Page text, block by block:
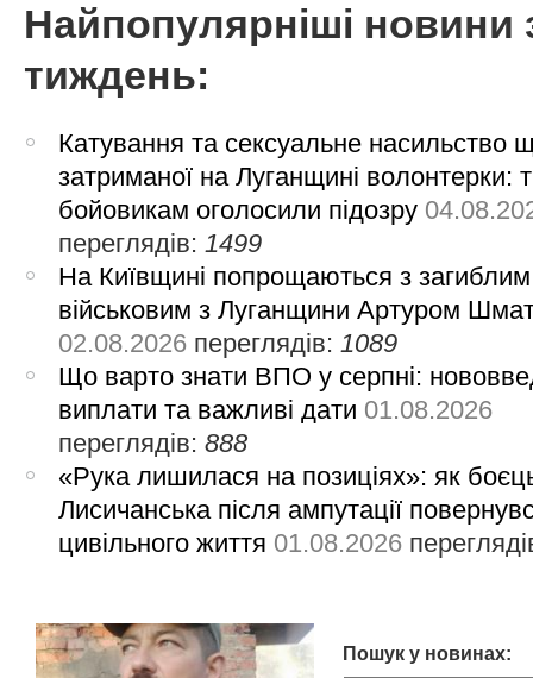
Найпопулярніші новини
тиждень:
Катування та сексуальне насильство
затриманої на Луганщині волонтерки:
бойовикам оголосили підозру
переглядів: 1499
На Київщині попрощаються з загиблим
військовим з Луганщини Артуром
02.08.2026 переглядів: 1089
Що варто знати ВПО у серпні:
виплати та важливі дати 01.08.2026
переглядів:888
«Рука лишилася на позиціях»: як
Лисичанська після ампутації
цивільного життя 01.08.2026
Пошук у новинах: